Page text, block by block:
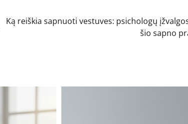
Ką reiškia sapnuoti vestuves: psichologų
šio sapno